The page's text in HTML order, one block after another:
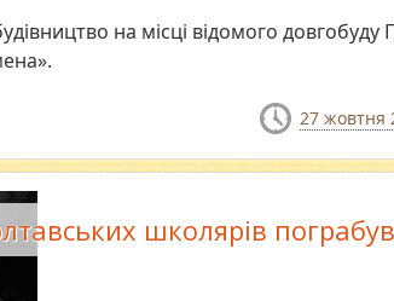
на місці відомого довгобуду
27 жовтня
школярів